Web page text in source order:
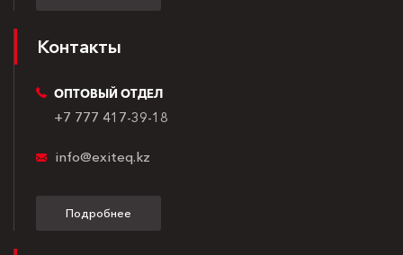
Контакты
ОПТОВЫЙ ОТДЕЛ
+7 777 417-39-18
info@exiteq.kz
Подробнее